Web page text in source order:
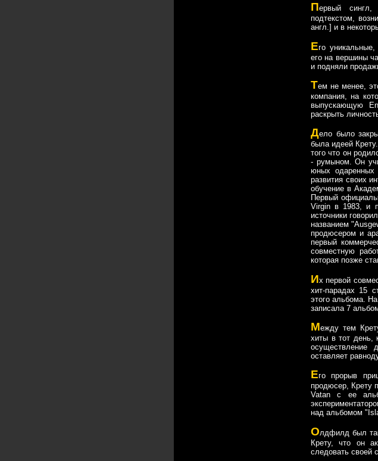
Первый сингл,
подтекстом,
англ.] и в
Его
его на вершины
и подняли
Тем не менее,
компания, на
выпускающую
раскрыть
Дело было
была идеей
того что он
- румыном. Он
юных одаренных
развития своих
обучение в
Первый
Virgin в 1983, и
источники
названием
продюсером и
первый
совместную
которая позже
Их первой
хит-парадах 15
этого альбома.
записала 7
Между тем
хиты в тот день,
осуществление
оставляет
Его прорыв
продюсер, Крету
Vatan с ее
над альбомом
Олдфилд был
Крету, что он
следовать своей